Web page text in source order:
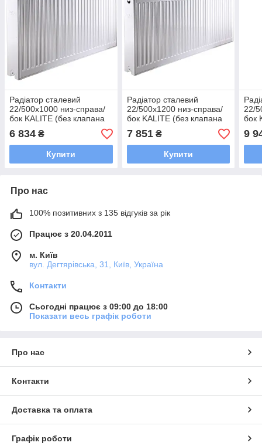
Радіатор сталевий
22/500х1000 низ-справа/
бок KALITE (без клапана
OUTER)
6 834 ₴
Купити
Радіатор сталевий
22/500х1200 низ-справа/
бок KALITE (без клапана
OUTER)
7 851₴
Купити
22/
бок
9
Про нас
100% позитивних з 135 відгуків за рік
Працює з 20.04.2011
м. Київ
вул. Дегтярівська, 31, Київ, Україна
Контакти
Сьогодні працює з 09:00 до 18:00
Показати весь графік роботи
Про нас
Контакти
Доставка та оплата
Графік роботи